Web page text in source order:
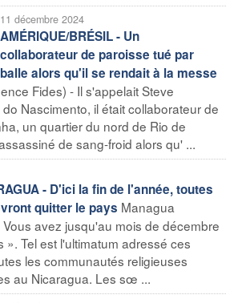
11 décembre 2024
AMÉRIQUE/BRÉSIL - Un
collaborateur de paroisse tué par
balle alors qu'il se rendait à la messe
Fides) - Il s'appelait Steve
Nascimento, il était collaborateur de
un quartier du nord de Rio de
de sang-froid alors qu' ...
- D'ici la fin de l'année, toutes
quitter le pays Managua
avez jusqu'au mois de décembre
». Tel est l'ultimatum adressé ces
les communautés religieuses
au Nicaragua. Les sœ ...